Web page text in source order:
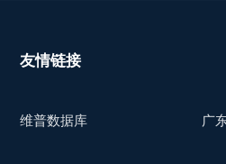
友情链接
维普数据库 广